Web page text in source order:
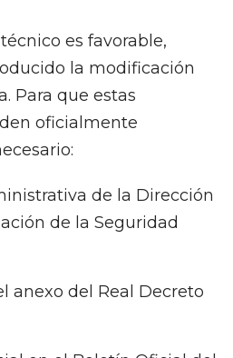
es favorable,
la modificación
Para que estas
oficialmente
de la Dirección
de la Seguridad
anexo del Real Decreto